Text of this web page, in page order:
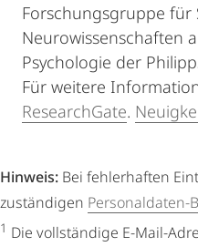
Forschungsgruppe für
Neurowissenschaften
Psychologie der
Für weitere
ResearchGate.
Hinweis: Bei fehlerhaften
zuständigen Personaldaten-
1 Die vollständige E-Mail-